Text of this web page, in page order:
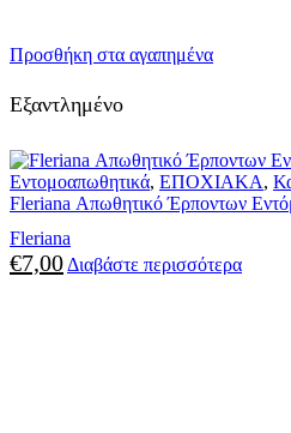
Προσθήκη στα αγαπημένα
Εξαντλημένο
Εντομοαπωθητικά, ΕΠΟΧΙΑΚΑ,
Fleriana Απωθητικό Έρποντων
Fleriana
€7,00 Διαβάστε περισσότερα